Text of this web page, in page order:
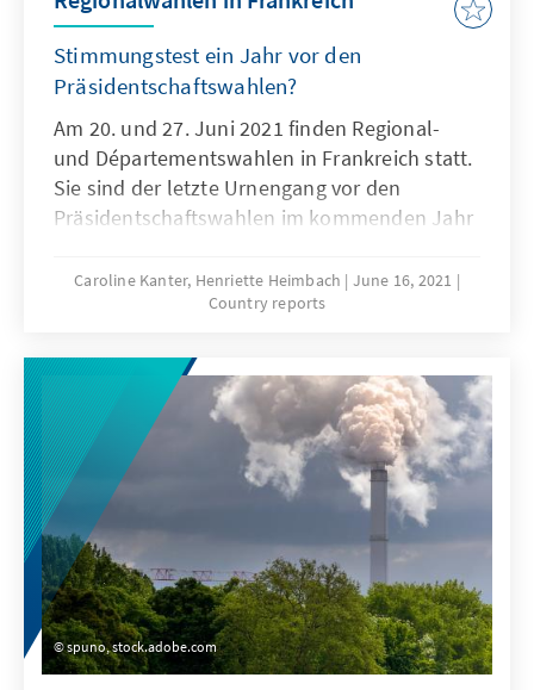
Stimmungstest ein Jahr vor den
Präsidentschaftswahlen?
Am 20. und 27. Juni 2021 finden Regional-
und Départementswahlen in Frankreich statt.
Sie sind der letzte Urnengang vor den
Präsidentschaftswahlen im kommenden Jahr
Parteien. Im Fokus ist die bürgerlich-
konservative Wählerschaft, um die von drei
auch nicht das Top-Thema des Wahlkampfs:
Sicherheit. Die Regierungspartei von Präsident
Macron hat kaum Chancen bei den
Regionalwahlen. Wohingegen die
rechtspopulistische Partei von Marine Le Pen
möglicherweise erstmals einen oder auch
mehrere Regionalpräsidenten stellen könnte.
Die traditionellen Volksparteien Les
Républicains (LR) und Parti Socialiste (PS)
müssen mit Verlusten rechnen, werden aber
voraussichtlich die Mehrheit der von ihnen
Caroline Kanter, Henriette Heimbach
June 16, 2021
Country reports
spuno, stock.adobe.com